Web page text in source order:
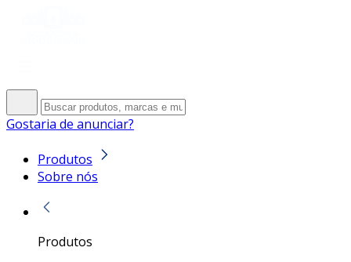
Gostaria de anunciar?
Produtos
Sobre nós
Produtos